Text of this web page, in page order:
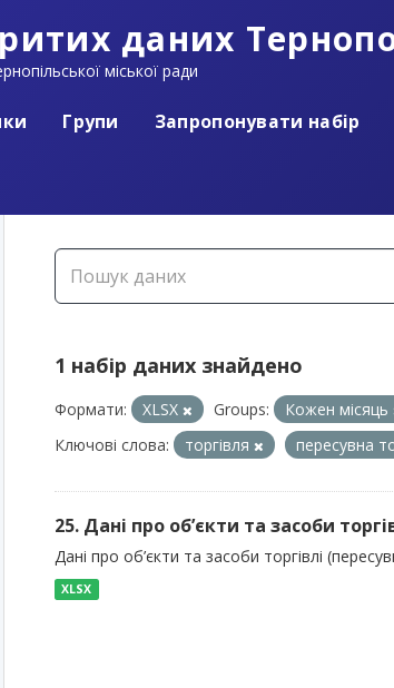
даних
міської ради
Групи Запропонувати набір
1 набір даних знайдено
Формати: XLSX Groups: Кожен місяць
Ключові слова:
торгівля пересувна
25. Дані про об’єкти та засоби
Дані про об’єкти та засоби торгівлі
XLSX